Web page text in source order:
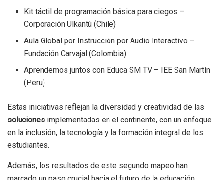
Kit táctil de programación básica para ciegos –
Corporación Ulkantú (Chile)
Aula Global por Instrucción por Audio Interactivo –
Fundación Carvajal (Colombia)
Aprendemos juntos con Educa SM TV – IEE San Martín
(Perú)
Estas iniciativas reflejan la diversidad y creatividad de las
soluciones implementadas en el continente, con un enfoque
en la inclusión, la tecnología y la formación integral de los
estudiantes.
Además, los resultados de este segundo mapeo han